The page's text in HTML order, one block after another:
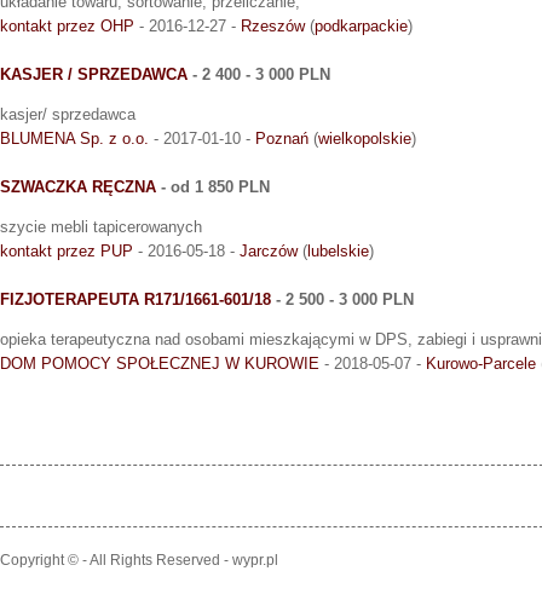
kontakt przez OHP - 2016-12-27 - Rzeszów(podkarpackie)
KASJER / SPRZEDAWCA - 2 400 - 3 000 PLN
kasjer/ sprzedawca
BLUMENA Sp. z o.o. - 2017-01-10 - Poznań (wielkopolskie)
SZWACZKA RĘCZNA - od 1 850 PLN
szycie mebli tapicerowanych
kontakt przez PUP - 2016-05-18 - Jarczów( lubelskie)
FIZJOTERAPEUTA R171/1661-601/18 - 2 500 - 3 000 PLN
opieka terapeutyczna nad osobami mieszkającymi w DPS, zabiegi i
DOM POMOCY SPOŁECZNEJ W KUROWIE - 2018-05-07 - Kurowo-Parcele
Copyright © - All Rights Reserved - wypr.pl